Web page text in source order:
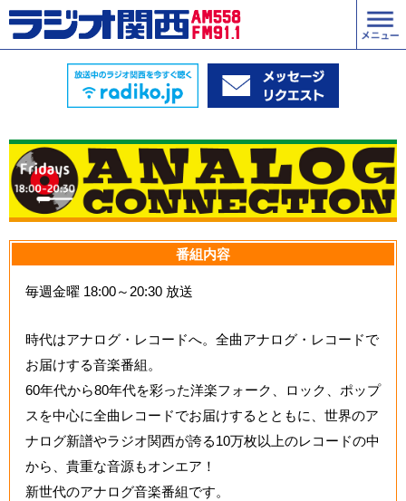
番組内容
毎週金曜 18:00～20:30 放送
時代はアナログ・レコードへ。全曲アナログ・レコードで
お届けする音楽番組。
60年代から80年代を彩った洋楽フォーク、ロック、ポップ
スを中心に全曲レコードでお届けするとともに、世界のア
ナログ新譜やラジオ関西が誇る10万枚以上のレコードの中
から、貴重な音源もオンエア！
新世代のアナログ音楽番組です。